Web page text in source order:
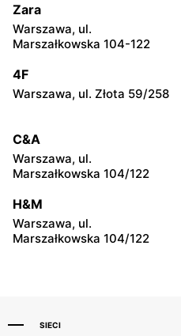
Górki, ul. Górki 71
Iwierzyce, ul. Iwierzyce
152A
Hyżne, ul. Hyżne 100
moje sklepy
Zara
Warszawa, ul.
Marszałkowska 104-122
4F
Warszawa, ul. Złota 59/258
C&A
Warszawa, ul.
Marszałkowska 104/122
H&M
Warszawa, ul.
Marszałkowska 104/122
SIECI